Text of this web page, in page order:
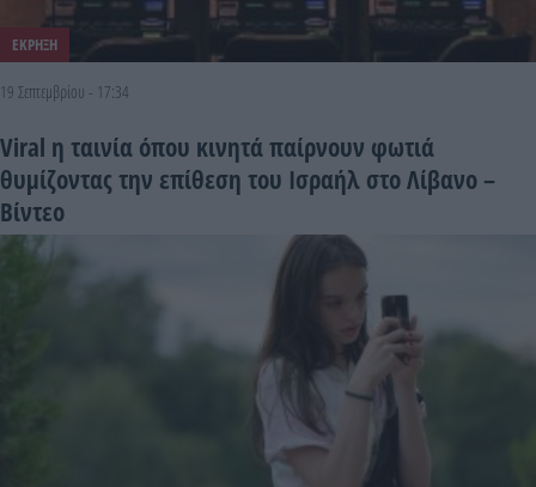
ΕΚΡΗΞΗ
19 Σεπτεμβρίου - 17:34
Viral η ταινία όπου κινητά παίρνουν φωτιά
θυμίζοντας την επίθεση του Ισραήλ στο Λίβανο –
Βίντεο